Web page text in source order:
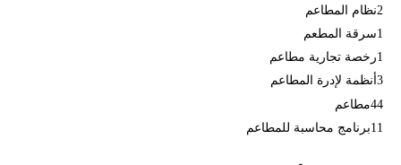
نظام المطاعم2
سرقة المطعم1
رخصة تجارية مطاعم1
أنظمة لإدرة المطاعم 3
مطاعم44
برنامج محاسبة للمطاعم11